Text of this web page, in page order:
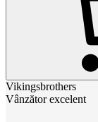
Vikingsbrothers
Vânzător excelent